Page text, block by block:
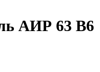
АИР 63 В6